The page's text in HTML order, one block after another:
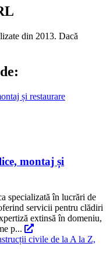
din 2013. Dacă
montaj și
specializată în lucrări de
servicii pentru clădiri
extinsă în domeniu,
p...